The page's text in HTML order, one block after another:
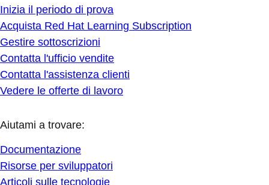
Inizia il periodo di prova
Acquista Red Hat Learning Subscription
Gestire sottoscrizioni
Contatta l'ufficio vendite
Contatta l'assistenza clienti
Vedere le offerte di lavoro
Aiutami a trovare:
Documentazione
Risorse per sviluppatori
Articoli sulle tecnologie